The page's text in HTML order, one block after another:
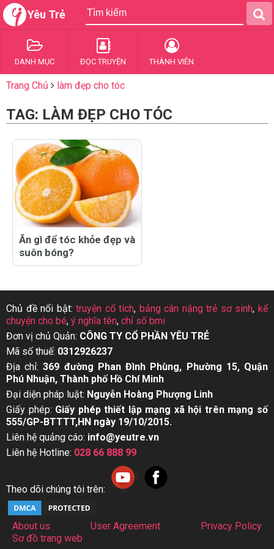
Yêu Trẻ
DANH MỤC ĐỌC TRUYỆN THÀNH VIÊN
Trang Chủ làm đẹp cho tóc
TAG: LÀM ĐẸP CHO TÓC
Ăn gì để tóc khỏe đẹp và
suôn bóng?
Chủ đề nổi bật:truyện cổ tích, bảng cân nặng trẻ sơ sinh,kể
chuyện cho bé, ý nghĩa tên, chỉ số bmi
Đơn vị chủ Quản: CÔNG TY CỔ PHẦN YÊU TRẺ
Mã số thuế: 0312926237
Địa chỉ:369 đường Phan Đình Phùng, Phường 15, Quận
Phú Nhuận, Thành phố Hồ Chí Minh
Đại diện pháp luật: Nguyễn Hoàng Phượng Linh
Giấy phép: Giấy phép thiết lập mạng xã hội trên mạng số
555/GP-BTTTT,HN ngày 19/10/2015.
Liên hệ quảng cáo: info@yeutre.vn
Liên hệ Hotline: 028 66 888 99
Theo dõi chúng tôi trên:
About us User Agreement
Privacy Policy
Sơ đồ trang web